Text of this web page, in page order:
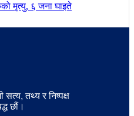
मृत्यु, ६ जना घाइते
तथ्य र निष्पक्ष
छौं।